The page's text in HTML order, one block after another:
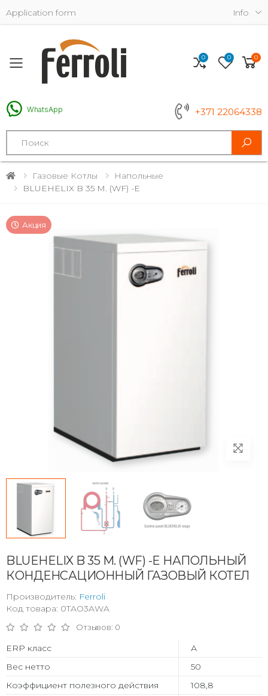
Application form Info
Toggle mobile menu
WhatsApp +371 22064338
Search
0 0 0
Газовые Котлы
Напольные
BLUEHELIX B 35 M. (WF) -E
Акция
BLUEHELIX B 35 M. (WF) -E НАПОЛЬНЫЙ
КОНДЕНСАЦИОННЫЙ ГАЗОВЫЙ КОТЕЛ
Производитель: Ferroli
Код товара: 0TAO3AWA
Отзывов: 0
ERP класс
А
Вес нетто
50
Коэффициент полезного действия
108,8